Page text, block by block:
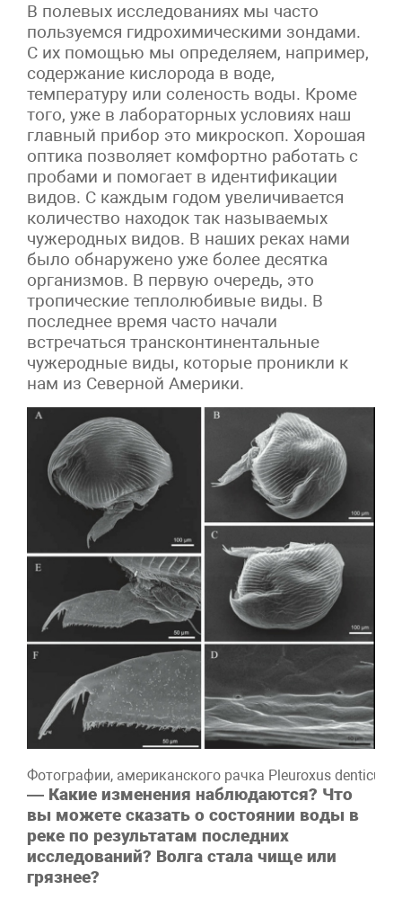
В полевых исследованиях мы часто
пользуемся гидрохимическими зондами.
С их помощью мы определяем, например,
содержание кислорода в воде,
температуру или соленость воды. Кроме
того, уже в лабораторных условиях наш
главный прибор это микроскоп. Хорошая
оптика позволяет комфортно работать с
пробами и помогает в идентификации
видов. С каждым годом увеличивается
количество находок так называемых
чужеродных видов. В наших реках нами
было обнаружено уже более десятка
организмов. В первую очередь, это
тропические теплолюбивые виды. В
последнее время часто начали
встречаться трансконтинентальные
чужеродные виды, которые проникли к
нам из Северной Америки.
Фотографии, американского рачка Pleuroxus
— Какие изменения наблюдаются? Что
вы можете сказать о состоянии воды в
реке по результатам последних
исследований? Волга стала чище или
грязнее?